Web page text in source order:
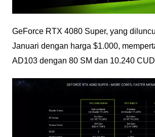
GeForce RTX 4080 Super, yang
Januari dengan harga $1.000,
AD103 dengan 80 SM dan 10.240